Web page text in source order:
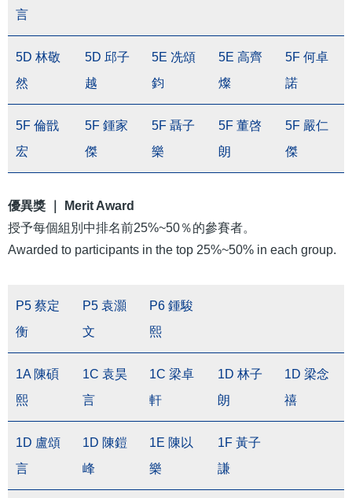
言
5D 林敬
然
5D 邱子
越
5E 冼頌
鈞
5E 高齊
燦
5F 何卓
諾
5F 倫戩
宏
5F 鍾家
傑
5F 聶子
樂
5F 董啓
朗
5F 嚴仁
傑
優異獎 ｜ Merit Award
授予每個組別中排名前25%~50％的參賽者。
Awarded to participants in the top 25%~50% in each group.
P5 蔡定
衡
P5 袁灝
文
P6 鍾駿
熙
1A 陳碩
熙
1C 袁昊
言
1C 梁卓
軒
1D 林子
朗
1D 梁念
禧
1D 盧頌
言
1D 陳鎧
峰
1E 陳以
樂
1F 黃子
謙